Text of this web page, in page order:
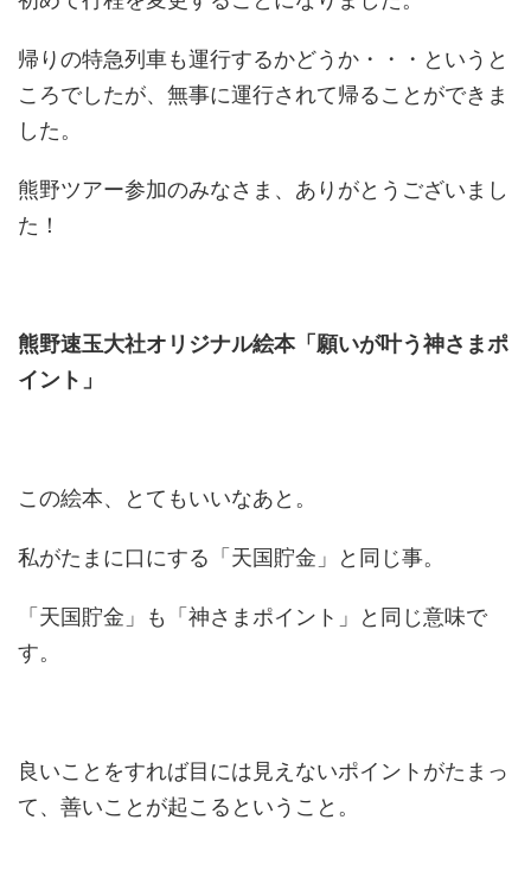
帰りの特急列車も運行するかどうか・・・というと
ころでしたが、無事に運行されて帰ることができま
した。
熊野ツアー参加のみなさま、ありがとうございまし
た！
熊野速玉大社オリジナル絵本「願いが叶う神さまポ
イント」
この絵本、とてもいいなあと。
私がたまに口にする「天国貯金」と同じ事。
「天国貯金」も「神さまポイント」と同じ意味で
す。
良いことをすれば目には見えないポイントがたまっ
て、善いことが起こるということ。